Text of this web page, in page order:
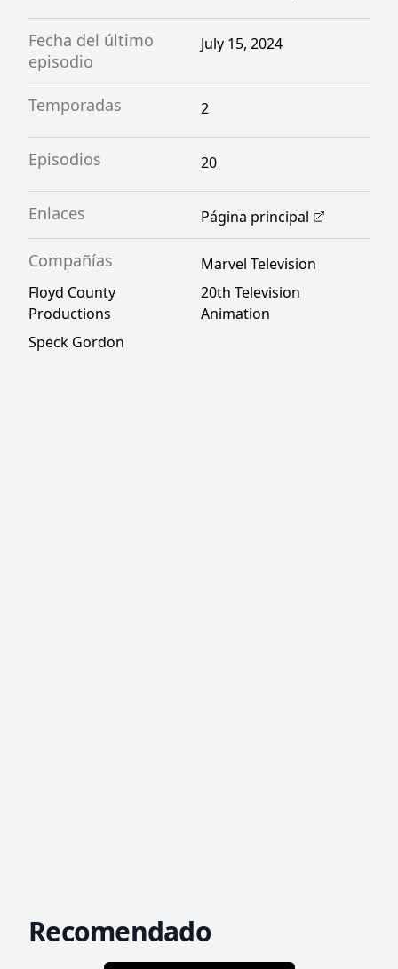
Fecha del último
episodio
July 15, 2024
Temporadas 2
Episodios 20
Enlaces Página principal
Compañías
Marvel Television
Floyd County
Productions
20th Television
Animation
Speck Gordon
Recomendado